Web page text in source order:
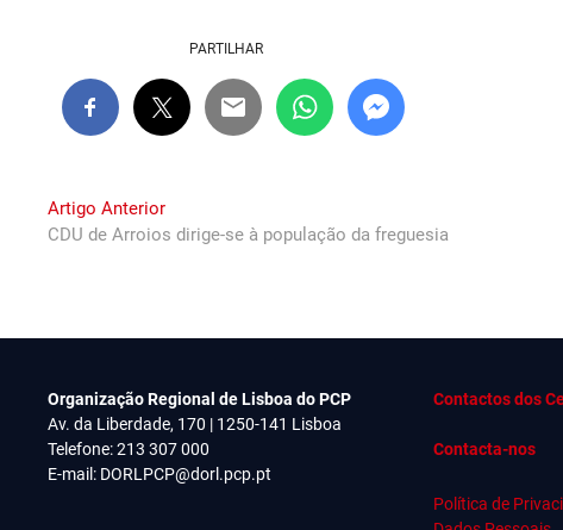
PARTILHAR
Navegação
de
Artigo AnteriorPrevious
post:
CDU de Arroios dirige-se à população da freguesia
Organização Regional de Lisboa do PCP
Av. da Liberdade, 170 | 1250-141 Lisboa
Telefone: 213 307 000
E-mail: DORLPCP@dorl.pcp.pt
Contactos dos
Contacta-nos
Política de